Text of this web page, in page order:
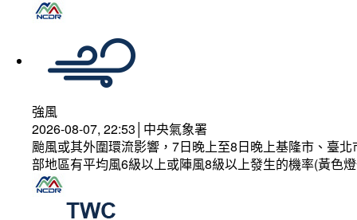
強風
2026-08-07, 22:53│中央氣象署
颱風或其外圍環流影響，7日晚上至8日晚上基隆市、臺
部地區有平均風6級以上或陣風8級以上發生的機率(黃色